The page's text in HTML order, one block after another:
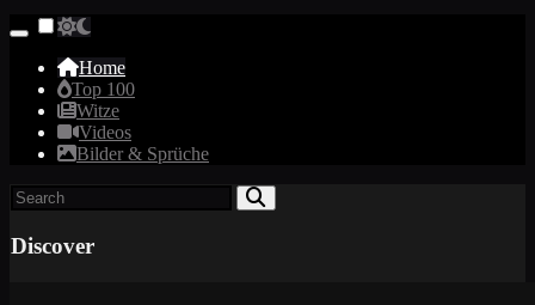
Home
Top 100
Witze
Videos
Bilder & Sprüche
Discover